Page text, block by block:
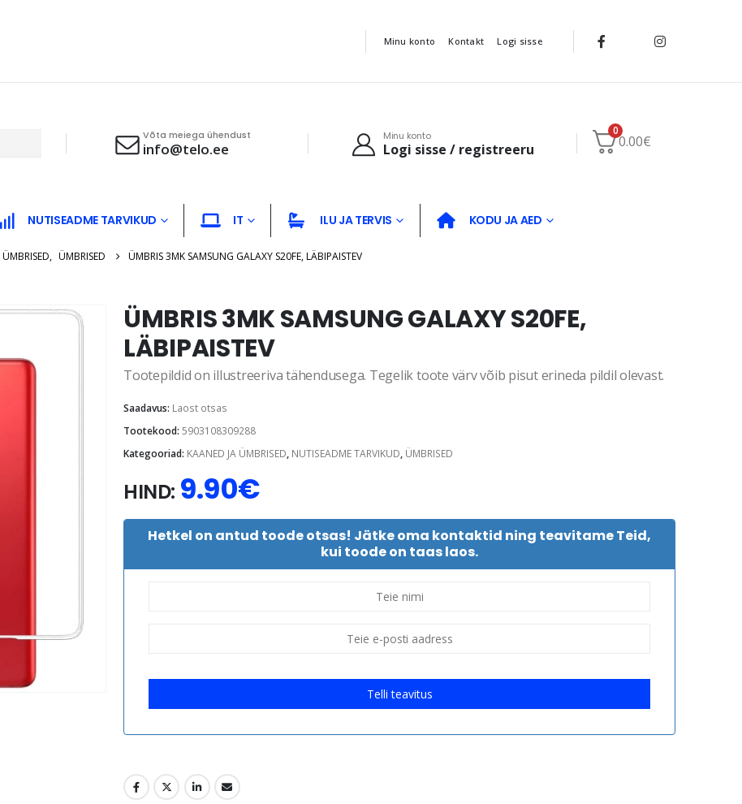
Minu konto Kontakt Logi sisse
Võta meiega ühendust
info@telo.ee
Minu konto
Logi sisse / registreeru
0
0.00€
NUTISEADME TARVIKUD IT ILU JA TERVIS KODU JA AED
, ÜMBRISED ÜMBRIS 3MK SAMSUNG GALAXY S20FE, LÄBIPAISTEV
ÜMBRIS 3MK SAMSUNG GALAXY S20FE,
LÄBIPAISTEV
Tootepildid on illustreeriva tähendusega. Tegelik toote värv võib pisut erineda pildil olevast.
Saadavus: Laost otsas
Tootekood: 5903108309288
Kategooriad: KAANED JA ÜMBRISED, NUTISEADME TARVIKUD, ÜMBRISED
HIND: 9.90€
Hetkel on antud toode otsas! Jätke oma kontaktid ning teavitame Teid,
kui toode on taas laos.
Telli teavitus